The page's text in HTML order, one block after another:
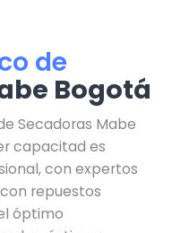
de
Bogotá
Secadoras Mabe
capacitad es
con expertos
repuestos
óptimo